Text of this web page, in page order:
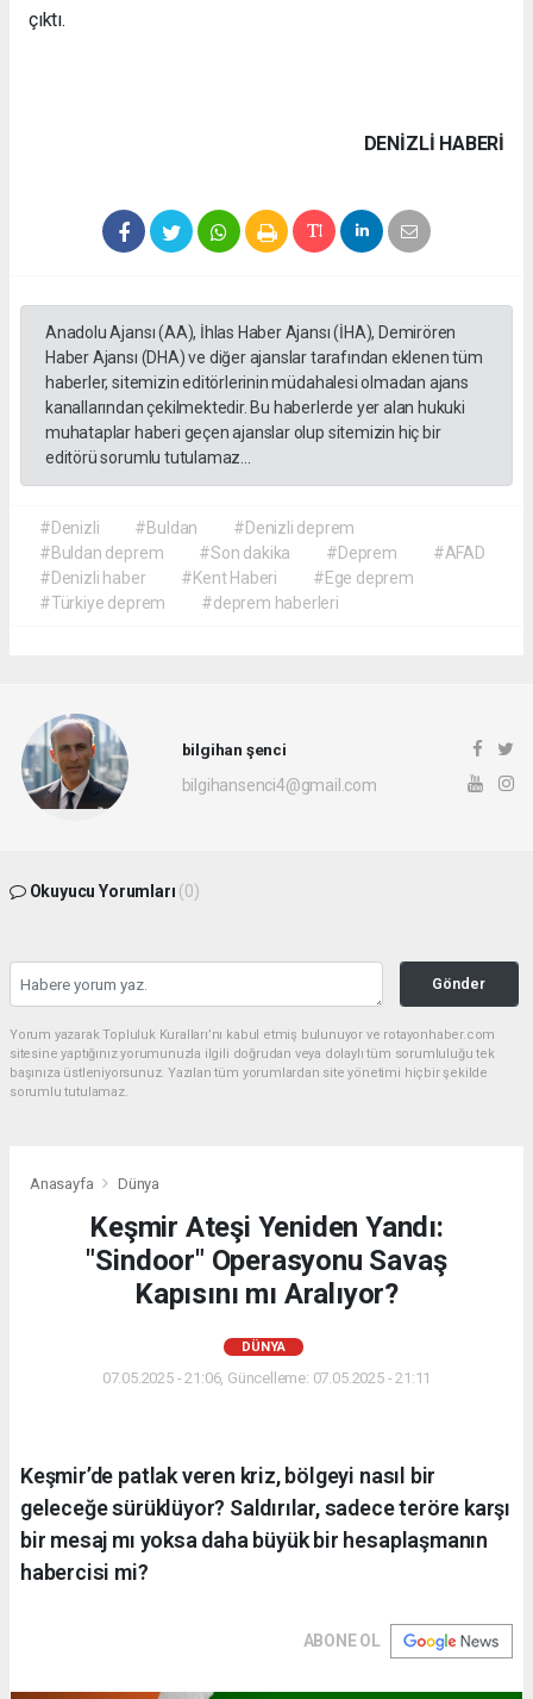
çıktı.
DENIZLI HABERİ
Anadolu Ajansı (AA), İhlas Haber Ajansı (İHA), Demirören
Haber Ajansı (DHA) ve diğer ajanslar tarafından eklenen tüm
haberler, sitemizin editörlerinin müdahalesi olmadan ajans
kanallarından çekilmektedir. Bu haberlerde yer alan hukuki
muhataplar haberi geçen ajanslar olup sitemizin hiç bir
editörü sorumlu tutulamaz...
#Denizli #Buldan
#Denizli deprem
#Buldan deprem
#Son dakika #Deprem
#AFAD
#Denizli haber
#Kent Haberi
#Ege deprem
#Türkiye deprem
#deprem haberleri
bilgihan şenci
bilgihansenci4@gmail.com
Okuyucu Yorumları (0)
Gönder
Yorum yazarak Topluluk Kuralları’nı kabul etmiş bulunuyor ve rotayonhaber.com
sitesine yaptığınız yorumunuzla ilgili doğrudan veya dolaylı tüm sorumluluğu tek
başınıza üstleniyorsunuz. Yazılan tüm yorumlardan site yönetimi hiçbir şekilde
sorumlu tutulamaz.
Anasayfa Dünya
Keşmir Ateşi Yeniden Yandı:
"Sindoor" Operasyonu Savaş
Kapısını mı Aralıyor?
DÜNYA
07.05.2025 - 21:06, Güncelleme: 07.05.2025 - 21:11
Keşmir’de patlak veren kriz, bölgeyi nasıl bir
geleceğe sürüklüyor? Saldırılar, sadece teröre karşı
bir mesaj mı yoksa daha büyük bir hesaplaşmanın
habercisi mi?
ABONE OL